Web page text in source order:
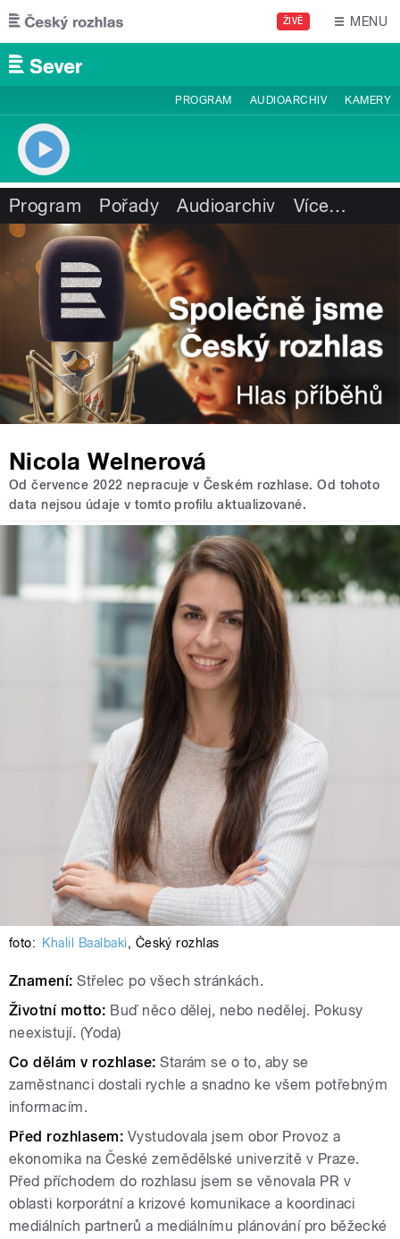
Přejít k hlavnímu obsahu
ŽIVĚ MENU
PROGRAM AUDIOARCHIV KAMERY
Program Pořady Audioarchiv Více…
Nicola Welnerová
Od července 2022 nepracuje v Českém rozhlase. Od tohoto
data nejsou údaje v tomto profilu aktualizované.
foto: Khalil Baalbaki, Český rozhlas
Znamení:Střelec po všech stránkách.
Životní motto: Buď něco dělej, nebo nedělej. Pokusy
neexistují. (Yoda)
Co dělám v rozhlase:Starám se o to, aby se
zaměstnanci dostali rychle a snadno ke všem potřebným
informacím.
Před rozhlasem: Vystudovala jsem obor Provoz a
ekonomika na České zemědělské univerzitě v Praze.
Před příchodem do rozhlasu jsem se věnovala PR v
oblasti korporátní a krizové komunikace a koordinaci
mediálních partnerů a mediálnímu plánování pro běžecké